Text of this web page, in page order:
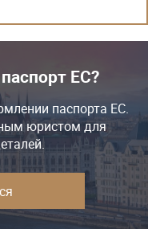
ЕС?
паспорта ЕС.
юристом для